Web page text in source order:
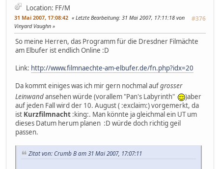
Location: FF/M
31 Mai 2007, 17:08:42 #376
Letzte Bearbeitung: 31 Mai 2007, 17:11:18 von
Vinyard Vaughn
So meine Herren, das Programm für die Dresdner Filmächte
am Elbufer ist endlich Online :D
Link: http://www.filmnaechte-am-elbufer.de/fn.php?idx=20
Da kommt einiges was ich mir gern nochmal aufgrosser
Leinwandansehen würde (vorallem "Pan's Labyrinth"
)aber
auf jeden Fall wird der 10. August ( :exclaim:) vorgemerkt, da
ist Kurzfilmnacht :king:. Man könnte ja gleichmal ein UT um
dieses Datum herum planen :D würde doch richtig geil
passen.
Zitat von: Crumb B am 31 Mai 2007, 17:07:11